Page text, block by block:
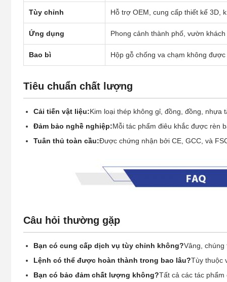
Tùy chỉnh Hỗ trợ OEM, cung cấp thiết kế 3D,
Ứng dụng Phong cảnh thành phố, vườn
Bao bì Hộp gỗ chống va chạm không
Tiêu chuẩn chất lượng
Cải tiến vật liệu:Kim loại thép không gỉ, đồng, đồng, nhựa
Đảm bảo nghề nghiệp:Mỗi tác phẩm điêu khắc được rèn
Tuân thủ toàn cầu:Được chứng nhận bởi CE, GCC, và
Câu hỏi thường gặp
Bạn có cung cấp dịch vụ tùy chỉnh không?Vâng, chúng
Lệnh có thể được hoàn thành trong bao lâu?Tùy thuộc
Bạn có bảo đảm chất lượng không?Tất cả các tác